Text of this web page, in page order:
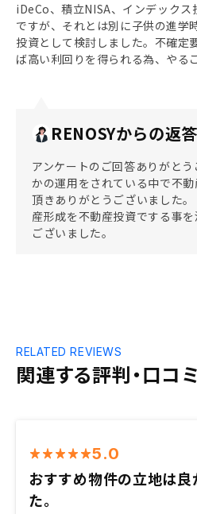
iDeCo、積立NISA、インデックス
ですが、それとは別に子供の進学
投資として検討しました。不確定
ば高い利回りを得られる為、やる
RENOSYからの返答
アンケートのご回答ありがと
かの運用をされている中で不
頂きありがとうございました
産形成を不動産投資でする事
ございました。
関連する評判・口コミ
RELATED REVIEWS
5.0
おすすめ物件の立地は良
た。